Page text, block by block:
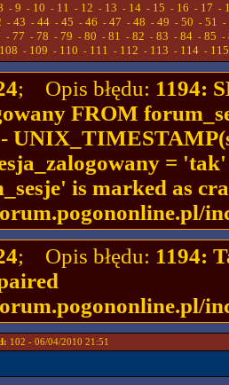
- 9 - 10 - 11 - 12 - 13 - 14 - 15 - 16 - 17 -
- 43 - 44- 45 - 46 - 47 - 48 - 49 - 50 - 51 -
- 77 - 78 - 79 - 80 - 81 - 82 - 83 - 84 - 85 -
108 - 109 - 110 - 111 - 112 - 113 - 114 - 115
; Opis błędu: 1194:
FROM
=
is marked as
; Opis błędu: 1194:
102 - 06/04/2010 21:51